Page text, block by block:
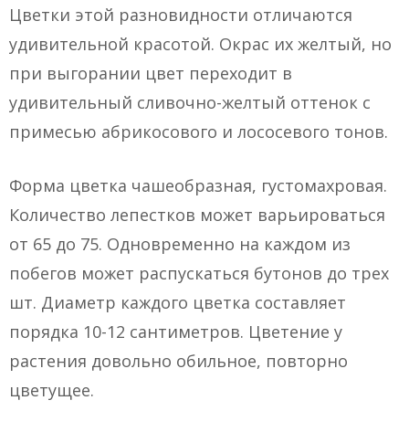
Цветки этой разновидности отличаются
удивительной красотой. Окрас их желтый, но
при выгорании цвет переходит в
удивительный сливочно-желтый оттенок с
примесью абрикосового и лососевого тонов.
Форма цветка чашеобразная, густомахровая.
Количество лепестков может варьироваться
от 65 до 75. Одновременно на каждом из
побегов может распускаться бутонов до трех
шт. Диаметр каждого цветка составляет
порядка 10-12 сантиметров. Цветение у
растения довольно обильное, повторно
цветущее.